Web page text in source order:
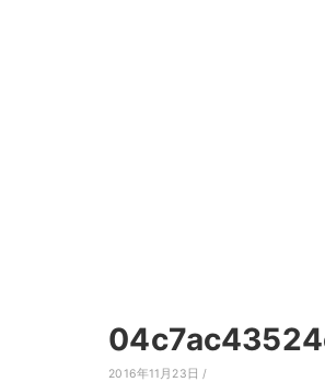
2016年11月23日 /